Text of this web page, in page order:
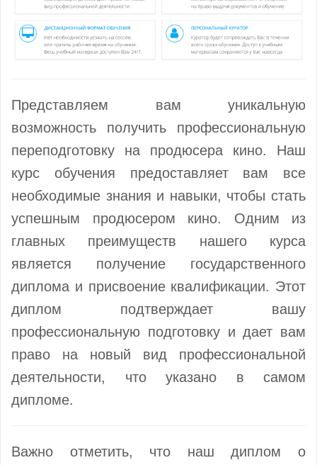
Представляем вам уникальную
возможность получить профессиональную
переподготовку на продюсера кино. Наш
курс обучения предоставляет вам все
необходимые знания и навыки, чтобы стать
успешным продюсером кино. Одним из
главных преимуществ нашего курса
является получение государственного
диплома и присвоение квалификации. Этот
диплом подтверждает вашу
профессиональную подготовку и дает вам
право на новый вид профессиональной
деятельности, что указано в самом
дипломе.
Важно отметить, что наш диплом о